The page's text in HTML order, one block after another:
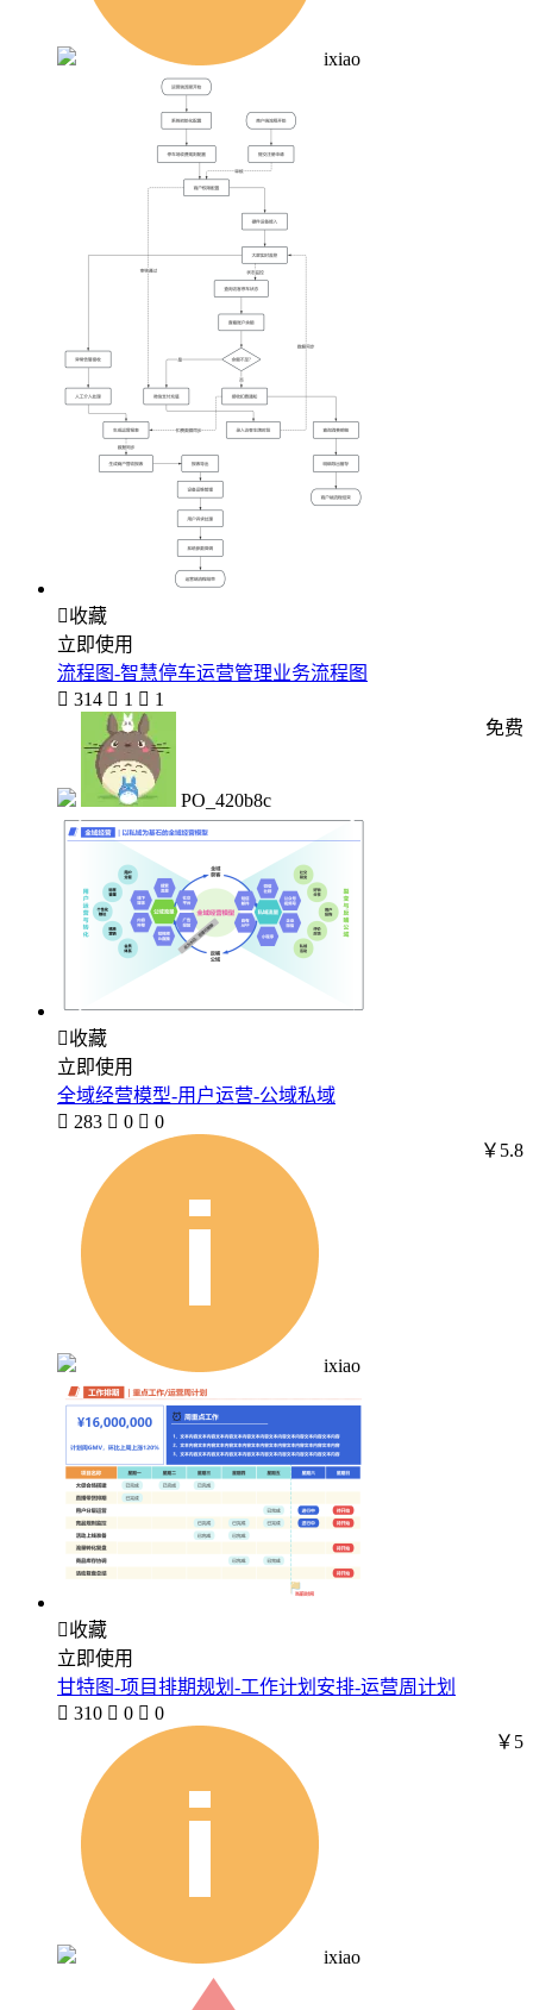
ixiao
收藏
立即使用
流程图-智慧停车运营管理业务流程图
 314  1  1
PO_420b8c
免费
收藏
立即使用
全域经营模型-用户运营-公域私域
 283  0  0
ixiao
￥5.8
收藏
立即使用
甘特图-项目排期规划-工作计划安排-运营周计划
 310  0  0
ixiao
￥5